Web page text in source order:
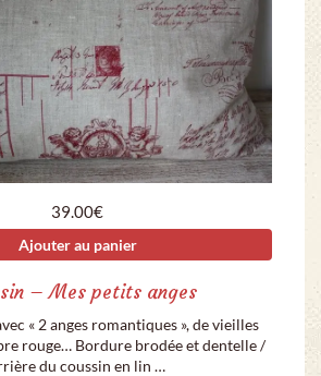
39.00€
Ajouter au panier
– Mes petits anges
« 2 anges romantiques », de vieilles
rouge… Bordure brodée et dentelle /
du coussin en lin …